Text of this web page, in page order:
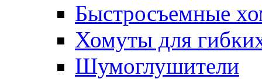
Быстросъемные
Хомуты для
Шумоглушители